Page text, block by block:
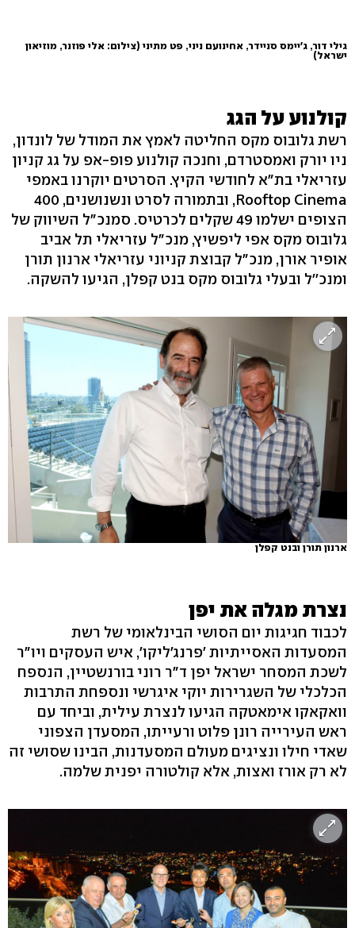
גילי דור, ג'יימס סניידר, אחינועם ניני, פט מתיני (צילום: אלי פוזנר, מוזיאון
ישראל)
קולנוע על הגג
רשת גלובוס מקס החליטה לאמץ את המודל של לונדון,
ניו יורק ואמסטרדם, וחנכה קולנוע פופ-אפ על גג קניון
עזריאלי בת"א לחודשי הקיץ. הסרטים יוקרנו באמפי
Rooftop Cinema, ובתמורה לסרט ונשנושנים, 400
הצופים ישלמו 49 שקלים לכרטיס. סמנכ"ל השיווק של
גלובוס מקס אפי ליפשיץ, מנכ"ל עזריאלי תל אביב
אופיר אורן, מנכ"ל קבוצת קניוני עזריאלי ארנון תורן
ומנכ''ל ובעלי גלובוס מקס בנט קפלן, הגיעו להשקה.
ארנון תורן ובנט קפלן
נצרת מגלה את יפן
לכבוד חגיגות יום הסושי הבינלאומי של רשת
המסעדות האסייתיות 'פרנג'ליקו', איש העסקים ויו"ר
לשכת המסחר ישראל יפן ד"ר רוני בורנשטיין, הנספח
הכלכלי של השגרירות יוקי איגרשי ונספחת התרבות
וואקאקו אימאטקה הגיעו לנצרת עילית, וביחד עם
ראש העירייה רונן פלוט ורעייתו, המסעדן הצפוני
שאדי חילו ונציגים מעולם המסעדנות, הבינו שסושי זה
לא רק אורז ואצות, אלא קולטורה יפנית שלמה.